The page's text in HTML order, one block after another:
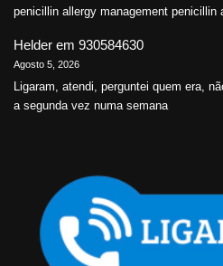
penicillin allergy management penicillin
Helder em 930584630
Agosto 5, 2026
Ligaram, atendi, perguntei quem era,
a segunda vez numa semana